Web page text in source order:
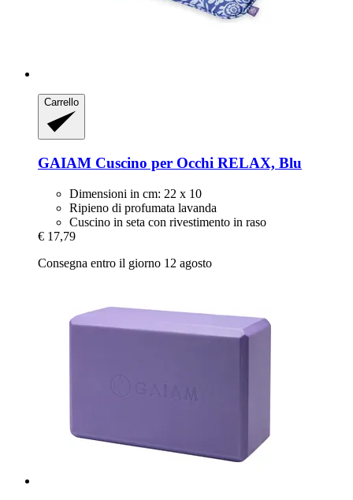
Carrello
GAIAM Cuscino per Occhi RELAX, Blu
Dimensioni in cm: 22 x 10
Ripieno di profumata lavanda
Cuscino in seta con rivestimento in raso
€ 17,79
Consegna entro il giorno 12 agosto